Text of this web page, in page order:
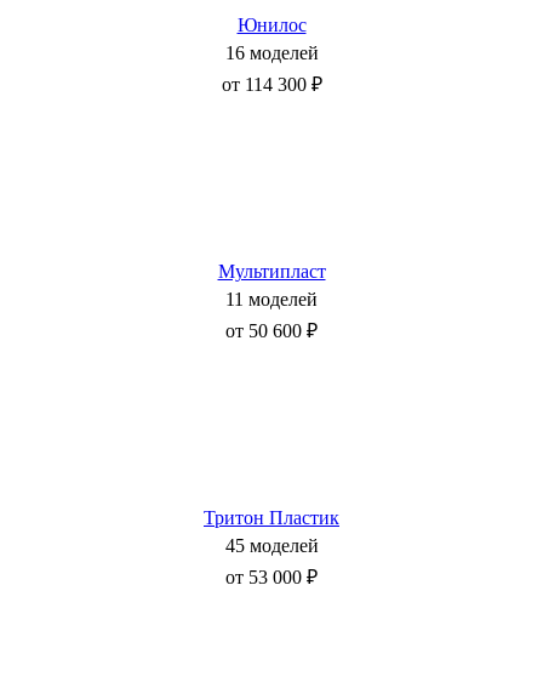
Юнилос
16 моделей
от 114 300 ₽
Мультипласт
11 моделей
от 50 600 ₽
Тритон Пластик
45 моделей
от 53 000 ₽